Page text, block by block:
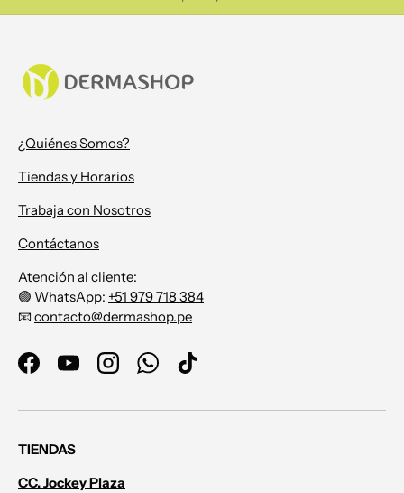
¿Quiénes Somos?
Tiendas y Horarios
Trabaja con Nosotros
Contáctanos
Atención al cliente:
🟢 WhatsApp: +51 979 718 384
📧 contacto@dermashop.pe
FacebookYouTubeInstagramWhatsApp
TikTok
TIENDAS
CC. Jockey Plaza